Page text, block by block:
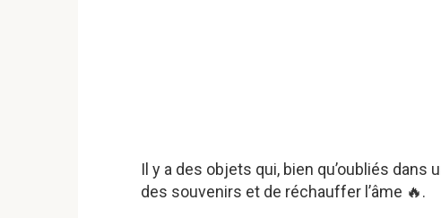
Il y a des objets qui, bien qu’oubliés dans
des souvenirs et de réchauffer l’âme 🔥.